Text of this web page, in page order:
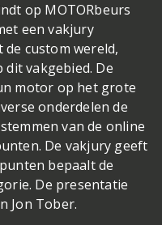
op MOTORbeurs
een vakjury
custom wereld,
vakgebied. De
motor op het grote
onderdelen de
van de online
De vakjury geeft
bepaalt de
De presentatie
Jon Tober.